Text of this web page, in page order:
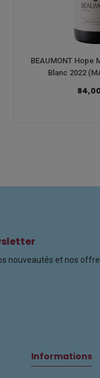
BEAUMONT Hope
Blanc 2022
nouveautés et nos
Informations